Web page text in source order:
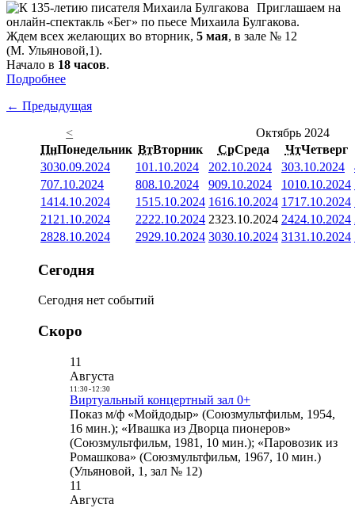
Приглашаем на
онлайн-спектакль «Бег» по пьесе Михаила Булгакова.
Ждем всех желающих во вторник, 5 мая, в зале № 12
(М. Ульяновой,1).
Начало в 18 часов.
Подробнее
← Предыдущая
<
Октябрь 2024
ПнПонедельник ВтВторник СрСреда ЧтЧетверг
3030.09.2024 101.10.2024 202.10.2024 303.10.2024
707.10.2024 808.10.2024 909.10.2024 1010.10.2024
1414.10.2024 1515.10.2024 1616.10.2024 1717.10.2024
21 21.10.2024 2222.10.2024 2323.10.2024 2424.10.2024
2828.10.2024 2929.10.2024 3030.10.2024 3131.10.2024
Сегодня
Сегодня нет событий
Скоро
11
Августа
11:30- 12:30
Виртуальный концертный зал 0+
Показ м/ф «Мойдодыр» (Союзмультфильм, 1954,
16 мин.); «Ивашка из Дворца пионеров»
(Союзмультфильм, 1981, 10 мин.); «Паровозик из
Ромашкова» (Союзмультфильм, 1967, 10 мин.)
(Ульяновой, 1, зал № 12)
11
Августа